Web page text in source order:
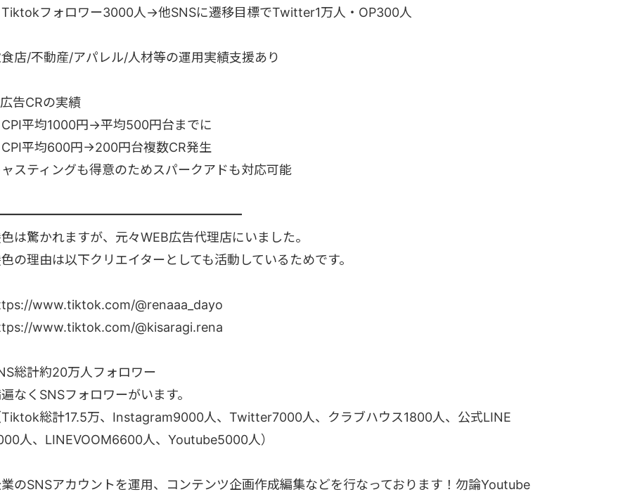
フォロワー3000人→他SNSに遷移目標でTwitter1万人・OP300人
店/不動産/アパレル/人材等の運用実績支援あり
告CRの実績
平均1000円→平均500円台までに
平均600円→200円台複数CR発生
スティングも得意のためスパークアドも対応可能
は驚かれますが、元々WEB広告代理店にいました。
の理由は以下クリエイターとしても活動しているためです。
www.tiktok.com/@renaaa_dayo
www.tiktok.com/@kisaragi.rena
総計約20万人フォロワー
なくSNSフォロワーがいます。
総計17.5万、Instagram9000人、Twitter7000人、クラブハウス1800人、公式LINE
人、LINEVOOM6600人、Youtube5000人）
のSNSアカウントを運用、コンテンツ企画作成編集などを行なっております！勿論Youtube